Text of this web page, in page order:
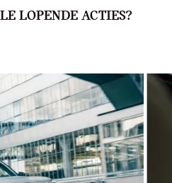
LOPENDE ACTIES?